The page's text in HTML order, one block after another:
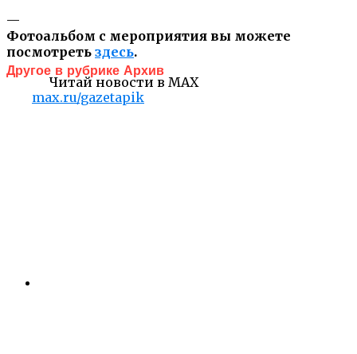
—
Фотоальбом с мероприятия вы можете
посмотреть здесь.
Читай новости в MAX
max.ru/gazetapik
Другое в рубрике Архив